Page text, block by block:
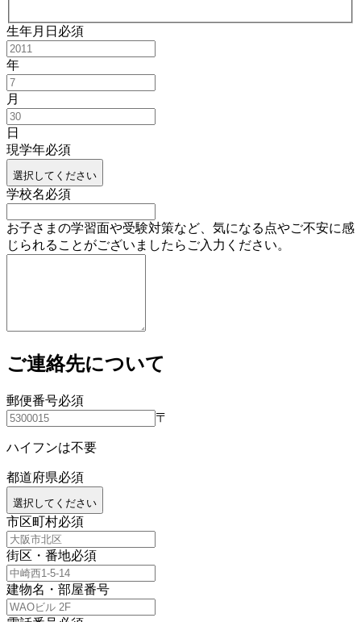
生年月日 必須
年
月
日
現学年必須
選択してください
学校名必須
お子さまの学習面や受験対策など、気になる点やご不安に感
じられることがございましたらご入力ください。
ご連絡先について
郵便番号必須
〒
ハイフンは不要
都道府県必須
選択してください
市区町村必須
街区・番地必須
建物名・部屋番号